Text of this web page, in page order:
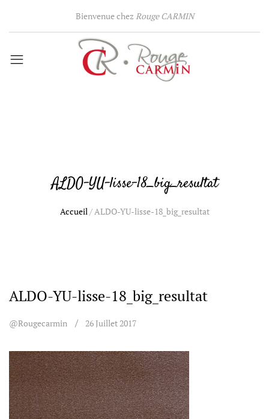
Bienvenue chez Rouge CARMIN
ALDO-YU-lisse-18_big_resultat
Accueil/ALDO-YU-lisse-18_big_resultat
ALDO-YU-lisse-18_big_resultat
@rougecarmin 26 Juillet 2017